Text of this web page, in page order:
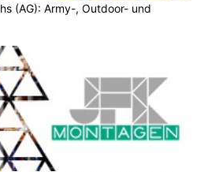
(AG): Army-, Outdoor- und